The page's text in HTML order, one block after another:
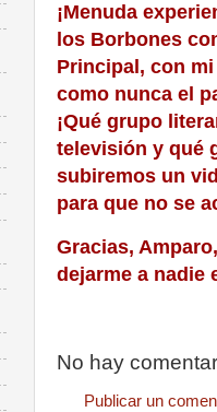
¡Menuda
los Borbones
Principal, con
como nunca el
¡Qué grupo
televisión y qué
subiremos un
para que no se
Gracias,
dejarme a nadie
No hay
Publicar un